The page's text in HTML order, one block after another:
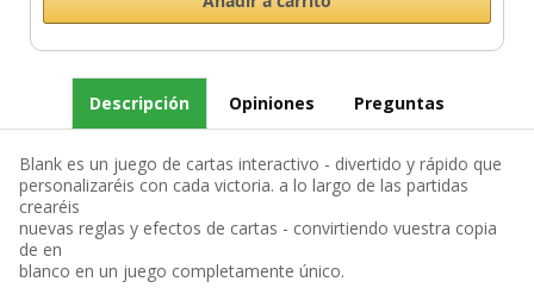
Descripción Opiniones Preguntas
Blank es un juego de cartas interactivo - divertido y rápido que
personalizaréis con cada victoria. a lo largo de las partidas
crearéis
nuevas reglas y efectos de cartas - convirtiendo vuestra copia
de en
blanco en un juego completamente único.